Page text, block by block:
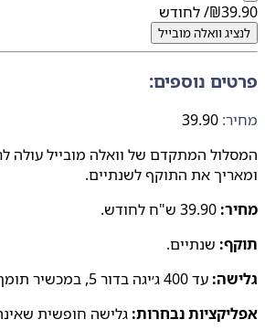
₪/ לחודש
וואלה מובייל
נוספים:
39.90
המתקדם של וואלה מובייל עולה
את התוקף לשנתיים.
39.90 ש"ח לחודש.
שנתיים.
עד 400 ג׳יגה בדור 5, במכשיר תומך ובאזורי הפריסה.
נבחרות:גלישה חופשית שאינה